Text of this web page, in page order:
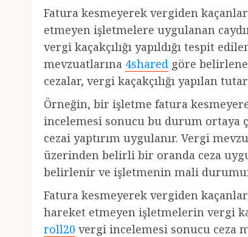
Fatura kesmeyerek vergiden
etmeyen işletmelere uygulanan
vergi kaçakçılığı yapıldığı tespit
mevzuatlarına 4shared göre
cezalar, vergi kaçakçılığı yapılan
Örneğin, bir işletme fatura
incelemesi sonucu bu durum ortaya
cezai yaptırım uygulanır. Vergi
üzerinden belirli bir oranda ceza
belirlenir ve işletmenin mali
Fatura kesmeyerek vergiden
hareket etmeyen işletmelerin vergi
roll20 vergi incelemesi sonucu ceza